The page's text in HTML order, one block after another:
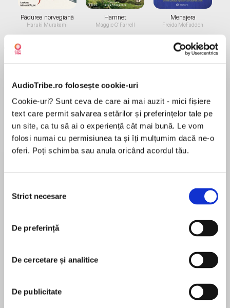
AudioTribe.ro folosește cookie-uri
Cookie-uri? Sunt ceva de care ai mai auzit - mici fișiere
text care permit salvarea setărilor și preferințelor tale pe
un site, ca tu să ai o experiență cât mai bună. Le vom
folosi numai cu permisiunea ta și îți mulțumim dacă ne-o
oferi. Poți schimba sau anula oricând acordul tău.
consimțământului
Strict necesare
De preferință
De cercetare și analitice
De publicitate
Pădurea norvegiană
Haruki Murakami
Elita de Argint (Elita
de...
Dani Francis
Hamnet
Maggie O'Farrell
Diavolul se îmbracă de
la...
Lauren Weisberger
Menajera
Freida McFadden
Migdală
Sohn Won-pyung
„Acesta este poate cea mai spectaculoasă
carte de până acum a istoricului Petre Opriș.
Când începi să analizezi industria din perioada
comunistă, inevitabil trebuie să intri în zona
Spionajul, mai ales pe vremea lui Ceaușescu, a
fost un element esențial al dezvoltării industriei
românești. Și astfel începi să înțelegi cum luau
Ceaușescu sau diverși miniștri decizii. Inciziile
MAI MULT
În acest moment nu există recenzii